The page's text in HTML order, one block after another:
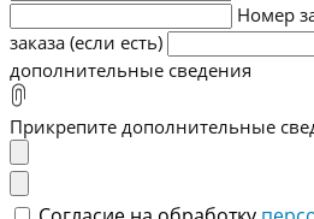
Номер
заказа (если есть)
дополнительные сведения
Прикрепите дополнительные